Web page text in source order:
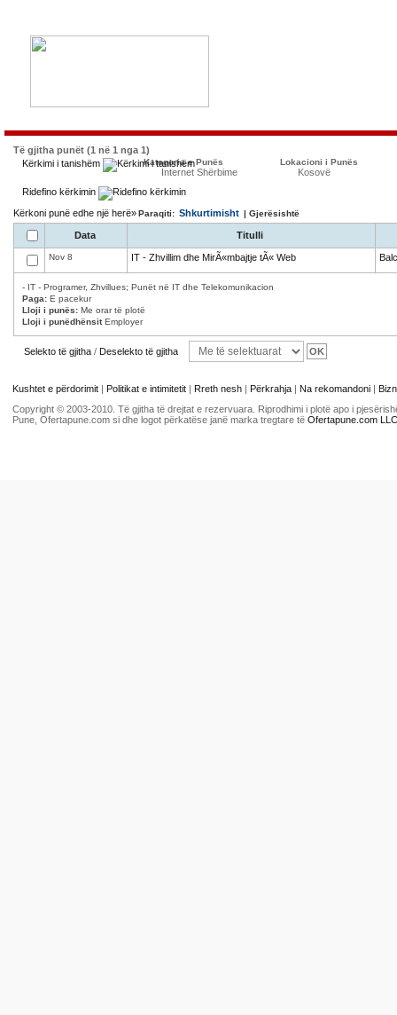
Të gjitha punët (1 në 1 nga 1)
Kërkimi i tanishëm
Kategoria e Punës
Internet Shërbime
Lokacioni i Punës
Kosovë
Ridefino kërkimin
Kërkoni punë edhe një herë»Paraqiti: Shkurtimisht | Gjerësishtë
Data Titulli
Nov 8 IT - Zhvillim dhe MirÃ«mbajtje tÃ« Web
- IT - Programer, Zhvillues; Punët në IT dhe Telekomunikacion
Paga: E pacekur
Lloji i punës: Me orar të plotë
Lloji i punëdhënsitEmployer
Selekto të gjitha / Deselekto të gjitha
Kushtet e përdorimit | Politikat e intimitetit | Rreth nesh | Përkrahja | Na rekomandoni |
Copyright © 2003-2010. Të gjitha të drejtat e rezervuara. Riprodhimi i plotë apo i
Pune, Ofertapune.com si dhe logot përkatëse janë marka tregtare të Ofertapune.com LLC